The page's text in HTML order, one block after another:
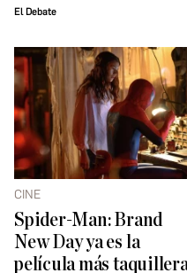
El Debate
CINE
Spider-Man: Brand
New Day ya es la
película más